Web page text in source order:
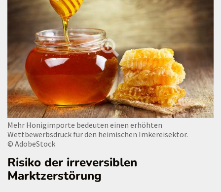
Mehr Honigimporte bedeuten einen erhöhten
Wettbewerbsdruck für den heimischen Imkereisektor.
© AdobeStock
Risiko der irreversiblen
Marktzerstörung